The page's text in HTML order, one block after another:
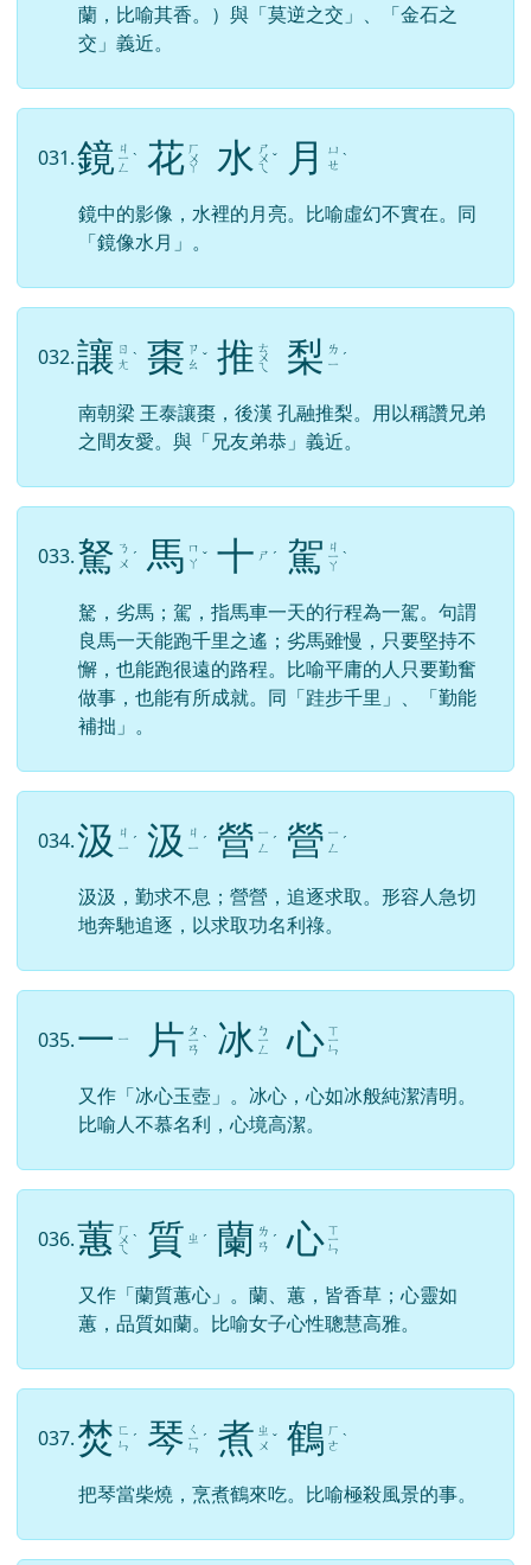
蘭，比喻其香。）與「莫逆之交」、「金石之
交」義近。
031.鏡 ㄐ
ㄧ
ㄥ
ˋ 花 ㄏ
ㄨ
ㄚ 水 ㄕ
ㄨ
ㄟ
ˇ 月
ㄩ
ㄝ ˋ
鏡中的影像，水裡的月亮。比喻虛幻不實在。同
「鏡像水月」。
032.讓 ㄖ
ㄤ ˋ 棗 ㄗ
ㄠ ˇ 推 ㄊ
ㄨ
ㄟ 梨 ㄌ
ㄧ ˊ
南朝梁 王泰讓棗，後漢 孔融推梨。用以稱讚兄弟
之間友愛。與「兄友弟恭」義近。
033.駑 ㄋ
ㄨ ˊ 馬 ㄇ
ㄚ ˇ 十 ㄕ ˊ 駕 ㄐ
ㄧ
ㄚ
ˋ
駑，劣馬；駕，指馬車一天的行程為一駕。句謂
良馬一天能跑千里之遙；劣馬雖慢，只要堅持不
懈，也能跑很遠的路程。比喻平庸的人只要勤奮
做事，也能有所成就。同「跬步千里」、「勤能
補拙」。
034.汲
ㄐ
ㄧ ˊ 汲
ㄐ
ㄧ ˊ 營 ㄧ
ㄥ
ˊ 營 ㄧ
ㄥ
ˊ
汲汲，勤求不息；營營，追逐求取。形容人急切
地奔馳追逐，以求取功名利祿。
035.一 ㄧ 片 ㄆ
ㄧ
ㄢ
ˋ 冰 ㄅ
ㄧ
ㄥ 心 ㄒ
ㄧ
ㄣ
又作「冰心玉壺」。冰心，心如冰般純潔清明。
比喻人不慕名利，心境高潔。
036.蕙 ㄏ
ㄨ
ㄟ
ˋ 質 ㄓ ˊ 蘭 ㄌ
ㄢ ˊ 心 ㄒ
ㄧ
ㄣ
又作「蘭質蕙心」。蘭、蕙，皆香草；心靈如
蕙，品質如蘭。比喻女子心性聰慧高雅。
037.焚 ㄈ
ㄣ ˊ 琴 ㄑ
ㄧ
ㄣ
ˊ 煮 ㄓ
ㄨ ˇ 鶴 ㄏ
ㄜ ˋ
把琴當柴燒，烹煮鶴來吃。比喻極殺風景的事。